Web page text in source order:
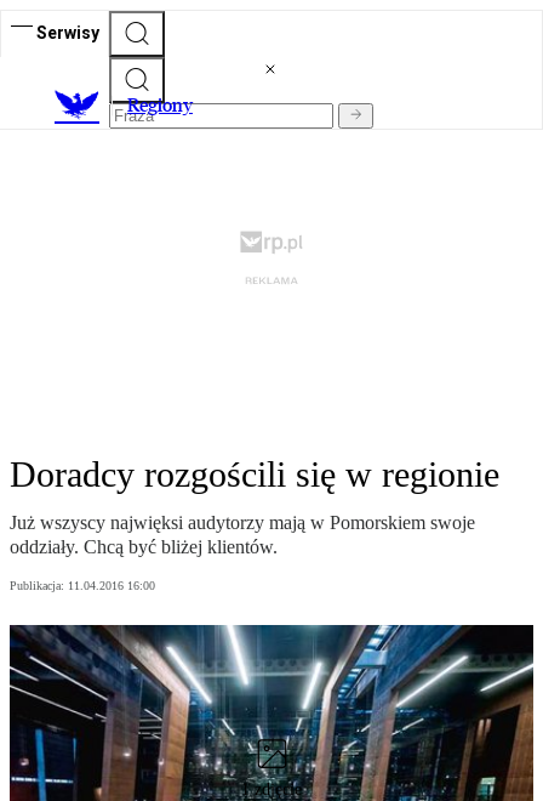
Serwisy
Regiony
Doradcy rozgościli się w regionie
Już wszyscy najwięksi audytorzy mają w Pomorskiem swoje
oddziały. Chcą być bliżej klientów.
Publikacja: 11.04.2016 16:00
1 zdjęcie